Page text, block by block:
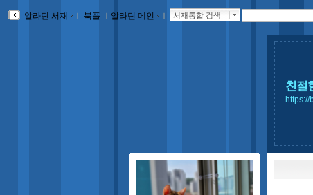
알라딘 서재 ｌ 북플 ｌ 알라딘 메인 ｌ 서재통합 검색
친절